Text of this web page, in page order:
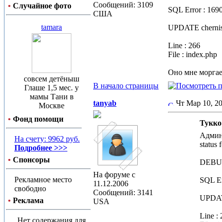
• Случайное фото
tamara
совсем детёныш
Глаше 1,5 мес. у
мамы Тани в
Москве
• Фонд помощи
На счету: 9962 руб.
Подробнее >>>
• Спонсоры
Рекламное место
свободно
• Реклама
Нет содержания для
Сообщений: 3109
США
SQL Error :
UPDATE
Line : 266
File : index.php
Оно мне
В начало страницы
tanyab
На форуме с
11.12.2006
Сообщений: 3141
USA
Чт Мар 10,
Админ
status
SQL
Line :